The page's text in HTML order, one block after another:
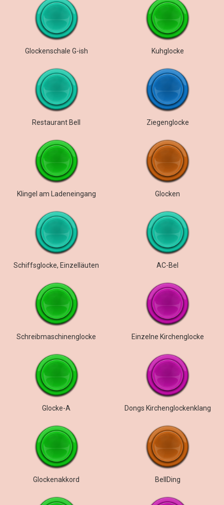
Glockenschale G-ish Kuhglocke
Restaurant Bell Ziegenglocke
Klingel am Ladeneingang Glocken
Schiffsglocke, Einzelläuten AC-Bel
Schreibmaschinenglocke Einzelne Kirchenglocke
Glocke-A Dongs Kirchenglockenklang
Glockenakkord BellDing